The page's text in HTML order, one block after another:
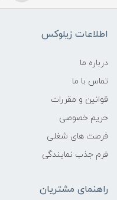
اطلاعات زیلوکس
درباره ما
تماس با ما
قوانین و مقررات
حریم خصوصی
فرصت های شغلی
فرم جذب نمایندگی
راهنمای مشتریان